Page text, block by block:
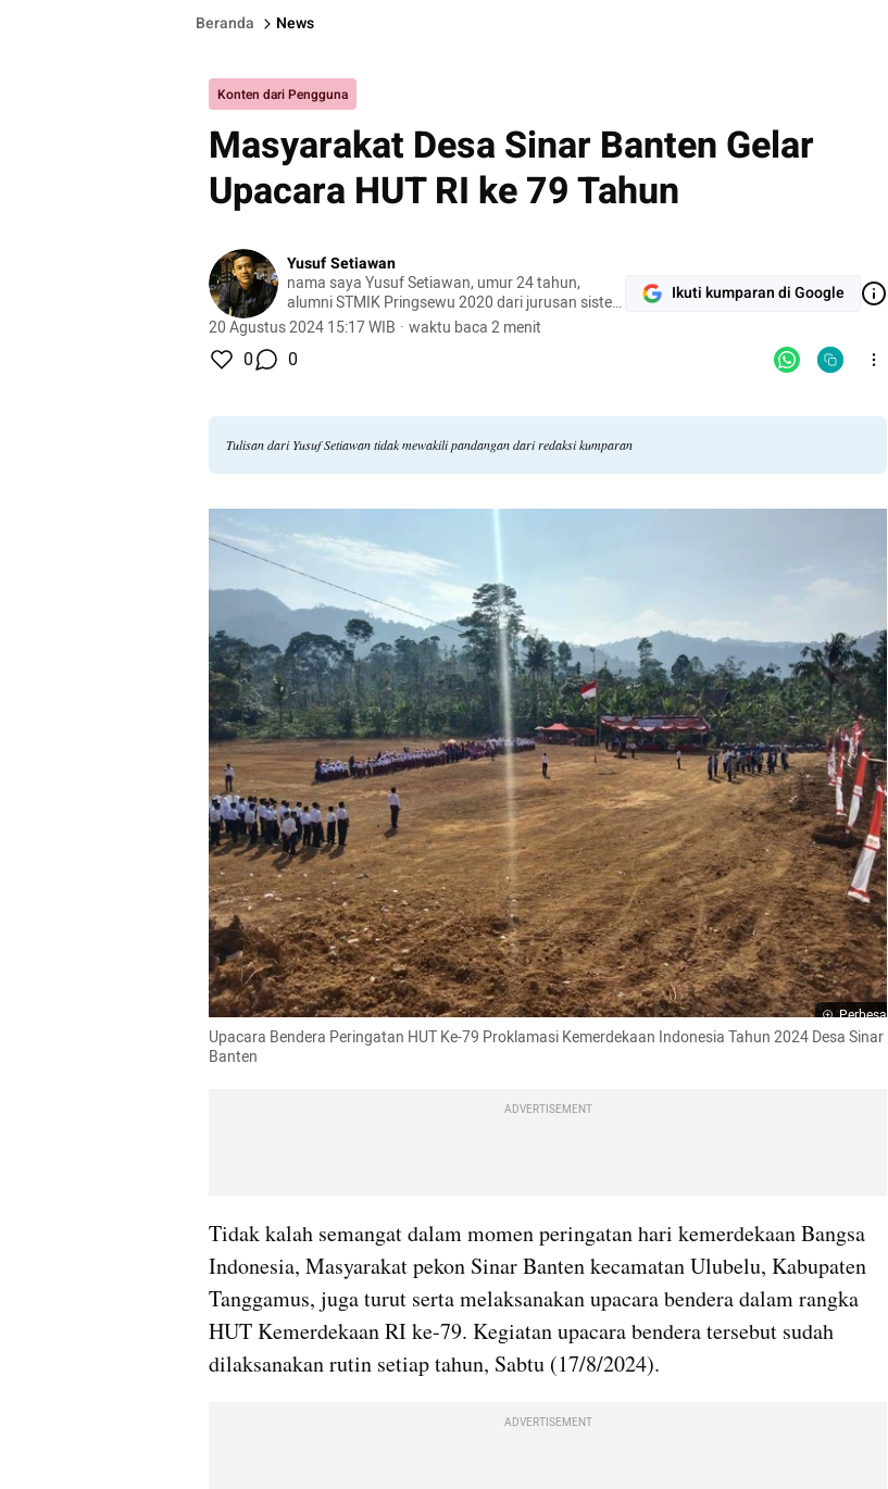
Beranda News
Konten dari Pengguna
Masyarakat Desa Sinar Banten Gelar
Upacara HUT RI ke 79 Tahun
Yusuf Setiawan
nama saya Yusuf Setiawan, umur 24 tahun,
alumni STMIK Pringsewu 2020 dari jurusan sistem
informasi
20 Agustus 2024 15:17 WIB · waktu baca 2 menit
Ikuti kumparan di Google
0 0
Tulisan dari Yusuf Setiawan tidak mewakili pandangan dari redaksi kumparan
Perbesar
Upacara Bendera Peringatan HUT Ke-79 Proklamasi Kemerdekaan Indonesia Tahun 2024 Desa Sinar
Banten
ADVERTISEMENT
Tidak kalah semangat dalam momen peringatan hari kemerdekaan Bangsa
Indonesia, Masyarakat pekon Sinar Banten kecamatan Ulubelu, Kabupaten
Tanggamus, juga turut serta melaksanakan upacara bendera dalam rangka
HUT Kemerdekaan RI ke-79. Kegiatan upacara bendera tersebut sudah
dilaksanakan rutin setiap tahun, Sabtu (17/8/2024).
ADVERTISEMENT